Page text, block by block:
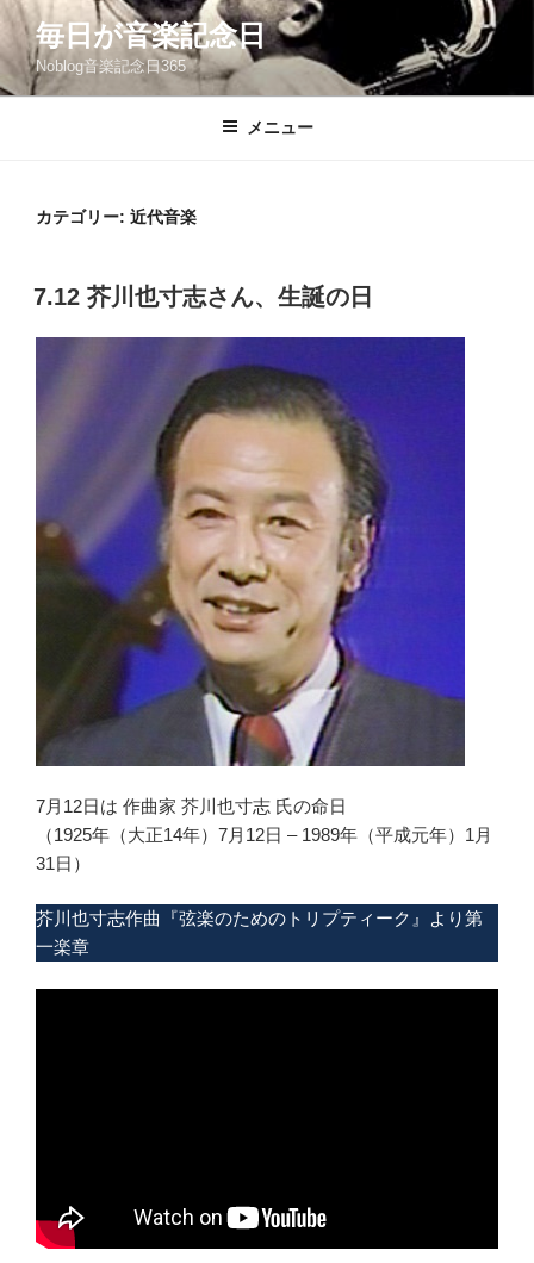
コ
テ
ン
毎日が音楽記念日
Noblog音楽記念日365
メニュー
カテゴリー: 近代音楽
投
稿
7.12 芥川也寸志さん、生誕の日
7月12日は 作曲家 芥川也寸志 氏の命日
（1925年（大正14年）7月12日 – 1989年（平成元年）1月
31日）
芥川也寸志作曲『弦楽のためのトリプティーク』より第
一楽章